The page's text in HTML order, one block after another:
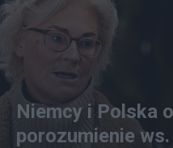
Niemcy i Polska
porozumienie